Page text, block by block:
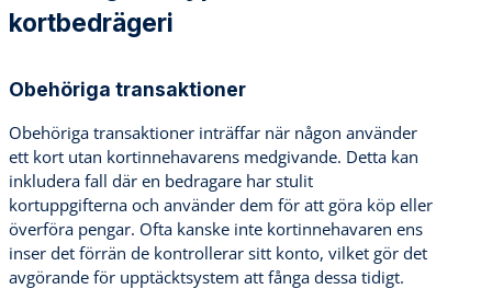
kortbedrägeri
Obehöriga transaktioner
Obehöriga transaktioner inträffar när någon använder
ett kort utan kortinnehavarens medgivande. Detta kan
inkludera fall där en bedragare har stulit
kortuppgifterna och använder dem för att göra köp eller
överföra pengar. Ofta kanske inte kortinnehavaren ens
inser det förrän de kontrollerar sitt konto, vilket gör det
avgörande för upptäcktsystem att fånga dessa tidigt.